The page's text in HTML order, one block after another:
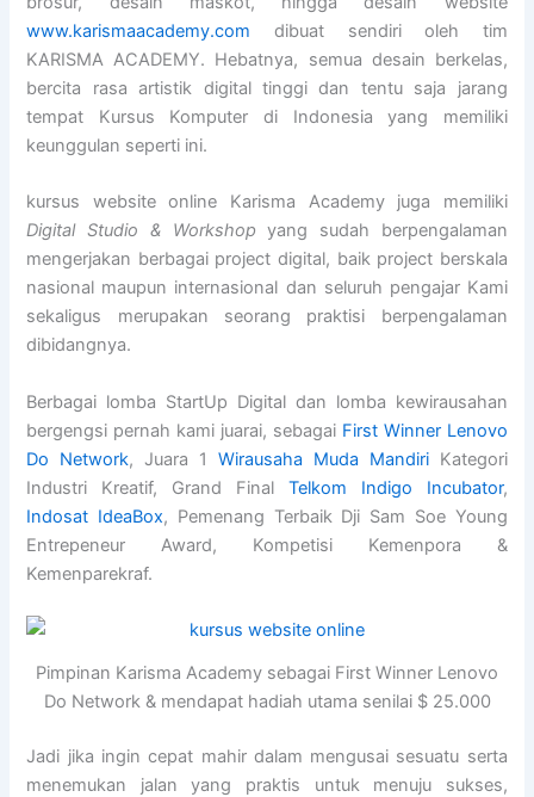
www.karismaacademy.com dibuat sendiri oleh tim
KARISMA ACADEMY. Hebatnya, semua desain berkelas,
bercita rasa artistik digital tinggi dan tentu saja jarang
tempat Kursus Komputer di Indonesia yang memiliki
keunggulan seperti ini.
kursus website online Karisma Academy juga memiliki
Digital Studio & Workshop yang sudah berpengalaman
mengerjakan berbagai project digital, baik project berskala
nasional maupun internasional dan seluruh pengajar Kami
sekaligus merupakan seorang praktisi berpengalaman
dibidangnya.
Berbagai lomba StartUp Digital dan lomba kewirausahan
bergengsi pernah kami juarai, sebagai First Winner Lenovo
Do Network, Juara 1 Wirausaha Muda MandiriKategori
Industri Kreatif, Grand Final Telkom Indigo Incubator,
Indosat IdeaBox, Pemenang Terbaik Dji Sam Soe Young
Entrepeneur Award, Kompetisi Kemenpora &
Kemenparekraf.
Pimpinan Karisma Academy sebagai First Winner Lenovo
Do Network & mendapat hadiah utama senilai $ 25.000
Jadi jika ingin cepat mahir dalam mengusai sesuatu serta
menemukan jalan yang praktis untuk menuju sukses,